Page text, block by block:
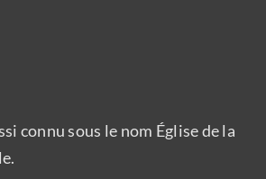
connu sous le nom Église de la